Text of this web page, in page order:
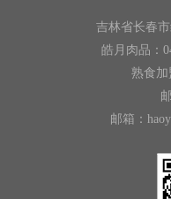
吉林省长春
皓月肉品：
熟食加
邮箱：